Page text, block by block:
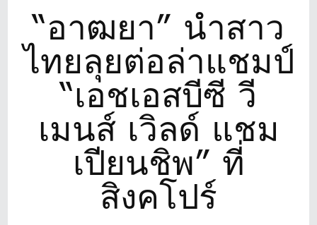
“อาฒยา” นำสาว
ไทยลุยต่อล่าแชมป์
“เอชเอสบีซี วี
เมนส์ เวิลด์ แชม
เปียนชิพ” ที่
สิงคโปร์